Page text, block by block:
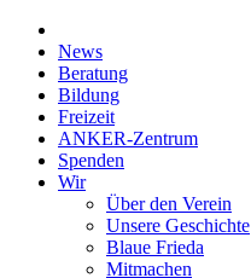
News
Beratung
Bildung
Freizeit
ANKER-Zentrum
Spenden
Wir
Über den Verein
Unsere Geschichte
Blaue Frieda
Mitmachen